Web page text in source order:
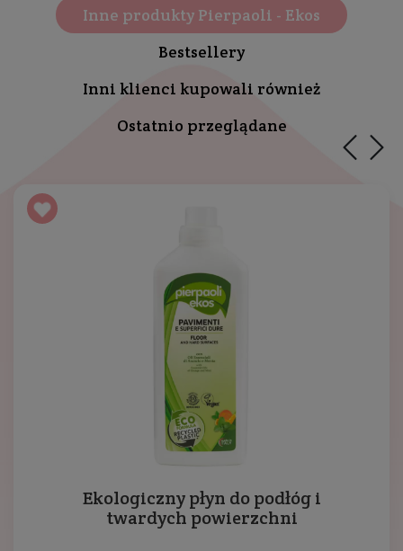
Inne produkty Pierpaoli - Ekos
Bestsellery
Inni klienci kupowali również
Ostatnio przeglądane
Ekologiczny płyn do podłóg i
twardych powierzchni